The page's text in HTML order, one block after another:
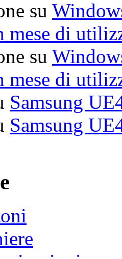
su
mese di
su
mese di
Samsung
Samsung